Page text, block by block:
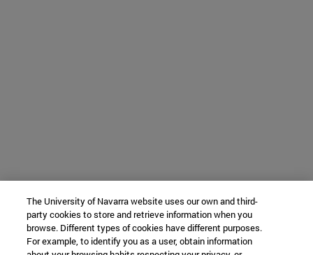
The University of Navarra website uses our own and third-
party cookies to store and retrieve information when you
browse. Different types of cookies have different purposes.
For example, to identify you as a user, obtain information